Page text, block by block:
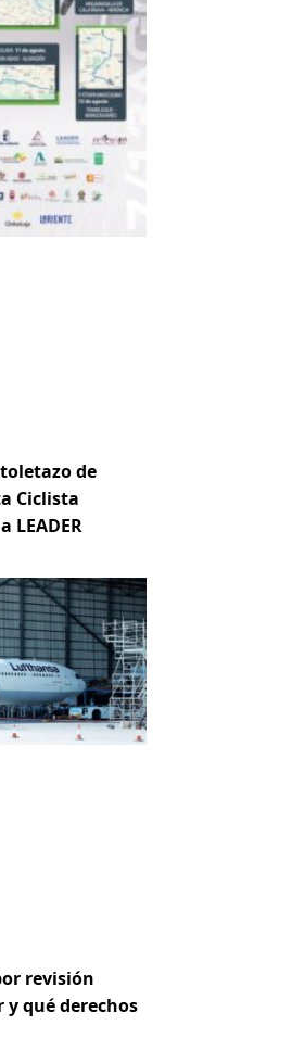
de
Ciclista
LEADER
revisión
y qué derechos